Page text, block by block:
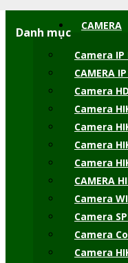
Danh mục CAMERA
Camera IP
CAMERA
Camera
Camera
Camera
Camera
Camera
CAMERA
Camera
Camera
Camera
Camera